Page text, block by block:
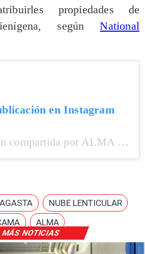
MÁS NOTICIAS
propiedades de
segúnNational
en Instagram
Una publicación compartida por ALMA Observatory (@alma.observatory)
NUBE LENTICULAR
ALMA